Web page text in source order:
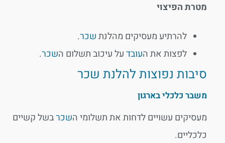
מטרת הפיצוי
להרתיע מעסיקים מהלנתשכר.
לפצות את העובדעל עיכוב תשלום השכר.
סיבות נפוצות להלנת שכר
משבר כלכלי בארגון
מעסיקים עשויים לדחות את תשלומי השכרבשל קשיים
כלכליים.